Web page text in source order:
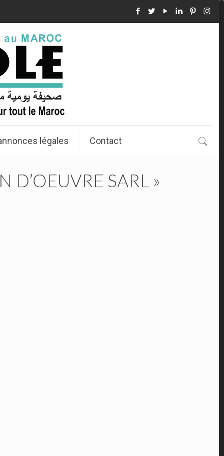
légales Contact
SARL »